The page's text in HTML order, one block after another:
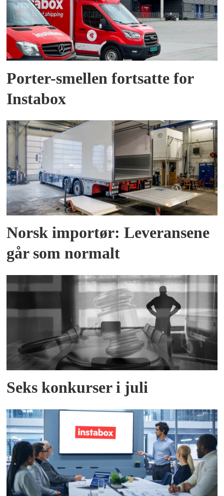
Porter-smellen fortsatte for
Instabox
Norsk importør: Leveransene
går som normalt
Seks konkurser i juli